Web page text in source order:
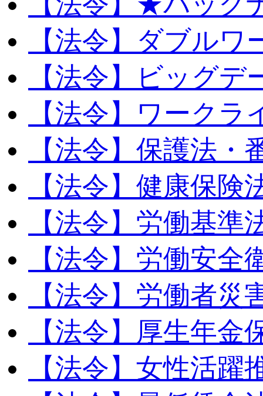
【法令】ダブルワ
【法令】ビッグデ
【法令】ワークラ
【法令】保護法・
【法令】健康保険
【法令】労働基準
【法令】労働安全
【法令】労働者災
【法令】厚生年金
【法令】女性活躍